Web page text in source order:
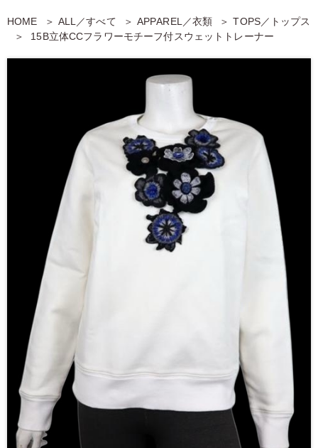
HOME ALL／すべて APPAREL／衣類
TOPS／トップス
15B立体CCフラワーモチーフ付スウェットトレーナー